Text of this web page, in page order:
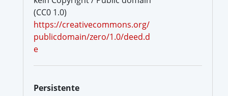
(CC0 1.0)
https://creativecommons.org/
publicdomain/zero/1.0/deed.d
e
Persistente